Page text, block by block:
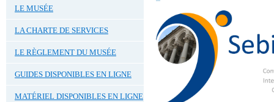
LE MUSÉE
LA CHARTE DE SERVICES
LE RÈGLEMENT DU MUSÉE
GUIDES DISPONIBLES EN LIGNE
MATÉRIEL DISPONIBLES EN LIGNE